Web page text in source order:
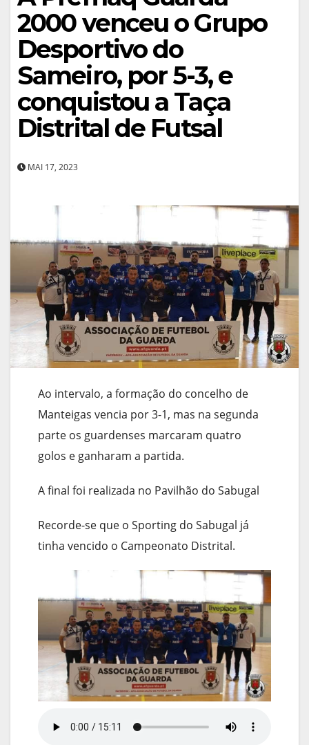
2000 venceu o Grupo
Desportivo do
Sameiro, por 5-3, e
conquistou a Taça
Distrital de Futsal
MAI 17, 2023
Ao intervalo, a formação do concelho de
Manteigas vencia por 3-1, mas na segunda
parte os guardenses marcaram quatro
golos e ganharam a partida.
A final foi realizada no Pavilhão do Sabugal
Recorde-se que o Sporting do Sabugal já
tinha vencido o Campeonato Distrital.